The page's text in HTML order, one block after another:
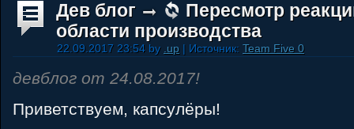
Дев блог
Пересмотр
области производства
22.09.2017 23:54 by .up | Источник: Team Five 0
девблог от 24.08.2017!
Приветствуем, капсулёры!